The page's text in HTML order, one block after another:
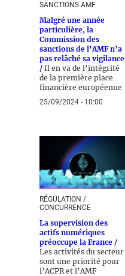
SANCTIONS AMF
Malgré une année
particulière, la
Commission des
sanctions de l’AMF n’a
pas relâché sa vigilance
/ Il en va de l’intégrité
de la première place
financière européenne
25/09/2024 - 10:00
RÉGULATION /
CONCURRENCE
La supervision des
actifs numériques
préoccupe la France /
Les activités du secteur
sont une priorité pour
l’ACPR et l’AMF